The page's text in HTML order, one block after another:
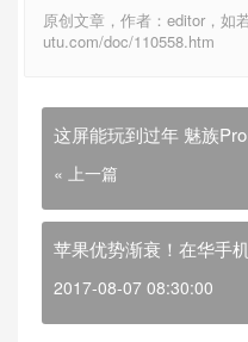
原创文章，作者：editor，如
utu.com/doc/110558.htm
这屏能玩到过年 魅族
« 上一篇
苹果优势渐衰！在华手
2017-08-07 08:30:00